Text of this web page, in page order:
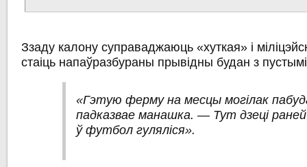
Ззаду калону суправаджаюць «хуткая» і
стаіць напаўразбураны прывідны будан з
«Гэтую ферму на месцы могілак
падказвае манашка. — Тут дзеці раней
ў футбол гуляліся».